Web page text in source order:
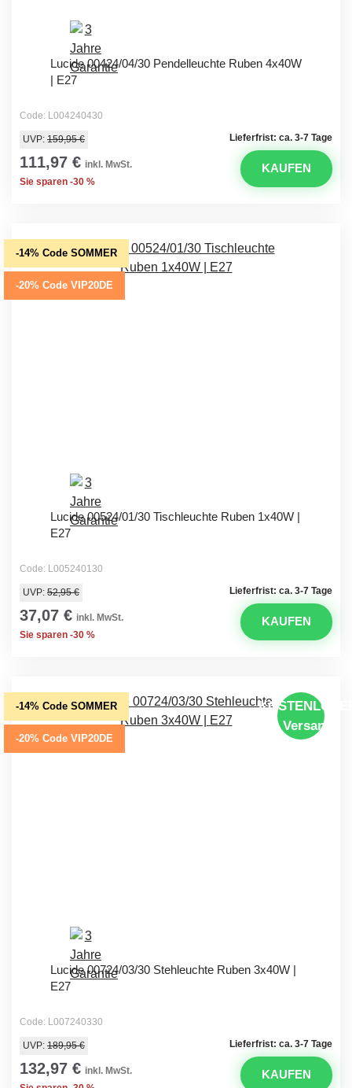
Lucide 00424/04/30 Pendelleuchte Ruben 4x40W
| E27
Code: L004240430
Lieferfrist: ca. 3-7 Tage
UVP: 159,95 €
111,97 € inkl. MwSt.
Sie sparen -30 %
KAUFEN
-14% Code SOMMER
-20% Code VIP20DE
Lucide 00524/01/30 Tischleuchte Ruben 1x40W |
E27
Code: L005240130
Lieferfrist: ca. 3-7 Tage
UVP: 52,95 €
37,07 € inkl. MwSt.
Sie sparen -30 %
KAUFEN
-14% Code SOMMER
-20% Code VIP20DE
Versand
Lucide 00724/03/30 Stehleuchte Ruben 3x40W |
E27
Code: L007240330
Lieferfrist: ca. 3-7 Tage
UVP: 189,95 €
132,97 € inkl. MwSt.
KAUFEN